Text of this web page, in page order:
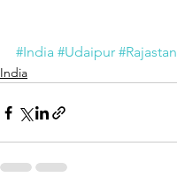
#India #Udaipur #Rajastan
India